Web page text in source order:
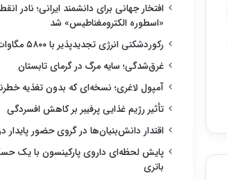
افتخار جهانی برای دانشمند ایرانی؛ نادر
«اسطوره الکترومغناطیس» شد
رکوردشکنی انرژی تجدیدپذیر با ۵۸۰۰ مگاوات برق
غرق‌شدگی؛ سایه مرگ در گرمای تابستان
آمپول لاغری؛ نسخه‌ای که بدون تغذیه
تأثیر رژیم غذایی پرفیبر بر کاهش افسردگی
اقتدار دانش‌بنیان‌ها در گروی حضور پایدار در
پایش لحظه‌ای داروی پارکینسون با یک
باتری